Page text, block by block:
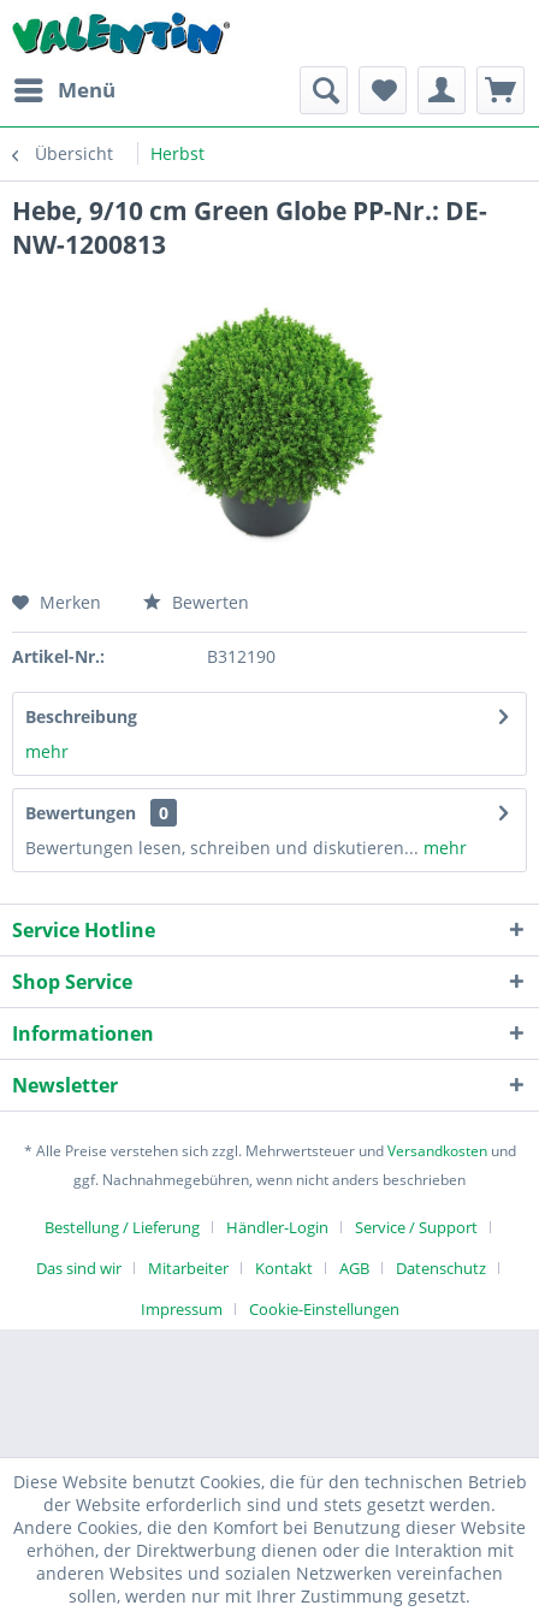
Menü
Übersicht Herbst
Hebe, 9/10 cm Green Globe PP-Nr.: DE-
NW-1200813
Merken Bewerten
Artikel-Nr.: B312190
Beschreibung
mehr
Bewertungen
0
Bewertungen lesen, schreiben und diskutieren... mehr
Service Hotline
Shop Service
Informationen
Newsletter
* Alle Preise verstehen sich zzgl. Mehrwertsteuer undVersandkostenund
ggf. Nachnahmegebühren, wenn nicht anders beschrieben
Bestellung / Lieferung Händler-Login
Service / Support
Das sind wir
Mitarbeiter Kontakt AGB
Datenschutz
Impressum
Cookie-Einstellungen
Diese Website benutzt Cookies, die für den technischen Betrieb
der Website erforderlich sind und stets gesetzt werden.
Andere Cookies, die den Komfort bei Benutzung dieser Website
erhöhen, der Direktwerbung dienen oder die Interaktion mit
anderen Websites und sozialen Netzwerken vereinfachen
sollen, werden nur mit Ihrer Zustimmung gesetzt.